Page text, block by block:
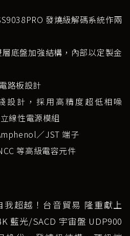
發燒級解碼系統作兩
底盤加強結構，內部以定製金
路板設計
設計，採用高精度超低相噪
線性電源模組
／JST 端子
等高級電容元件
我超越！台音貿易 隆重獻上
藍光/SACD 宇宙盤 UDP900